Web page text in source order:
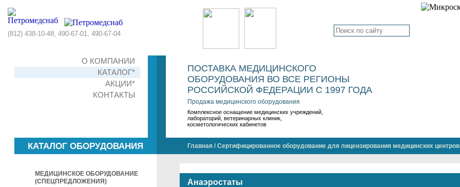
(812) 438-10-48, 490-67-01, 490-67-04
О КОМПАНИИ
КАТАЛОГ*
АКЦИИ*
КОНТАКТЫ
ПОСТАВКА МЕДИЦИНСКОГО
ОБОРУДОВАНИЯ ВО ВСЕ РЕГИОНЫ
РОССИЙСКОЙ ФЕДЕРАЦИИ С 1997 ГОДА
Продажа медицинского оборудования
Комплексное оснащение медицинских учреждений,
лабораторий, ветеринарных клиник,
косметологических кабинетов
КАТАЛОГ ОБОРУДОВАНИЯ
МЕДИЦИНСКОЕ ОБОРУДОВАНИЕ
(СПЕЦПРЕДЛОЖЕНИЯ)
Главная / Сертифицированное оборудование для лицензирования медицинских центров
Анаэростаты